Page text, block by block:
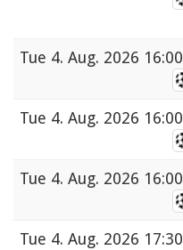
Tue 4. Aug. 2026 16:00
Tue 4. Aug. 2026 16:00
Tue 4. Aug. 2026 16:00
Tue 4. Aug. 2026 17:30